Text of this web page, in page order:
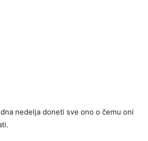
nedelja doneti sve ono o čemu oni